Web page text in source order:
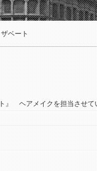
ベート
』 ヘアメイクを担当させ